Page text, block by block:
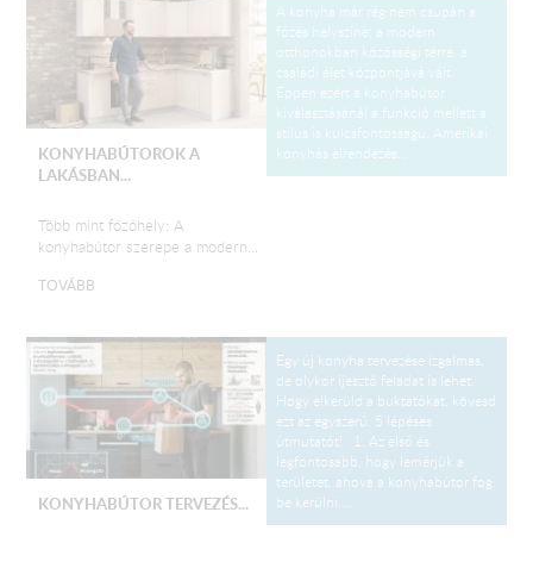
KONYHABÚTOROK A
LAKÁSBAN...
Több mint főzőhely: A
konyhabútor szerepe a modern...
TOVÁBB
A konyha már rég nem csupán a
főzés helyszíne; a modern
otthonokban közösségi térré, a
családi élet központjává vált.
Éppen ezért a konyhabútor
kiválasztásánál a funkció mellett a
stílus is kulcsfontosságú. Amerikai
konyhás elrendezés...
KONYHABÚTOR TERVEZÉS...
Egy új konyha tervezése izgalmas,
de olykor ijesztő feladat is lehet.
Hogy elkerüld a buktatókat, kövesd
ezt az egyszerű, 5 lépéses
útmutatót! 1. Az első és
legfontosabb, hogy lemérjük a
területet, ahova a konyhabútor fog
be kerülni....